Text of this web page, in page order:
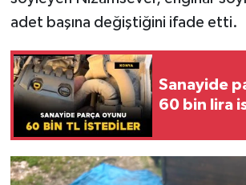
adet başına değiştiğini ifade etti.
Sanayide
60 bin lira